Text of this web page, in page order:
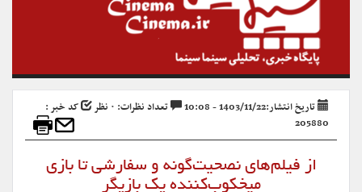
تاریخ انتشار:1403/11/22 - 10:08 تعداد نظرات: ۰ نظر
کد خبر :
205880
از فیلم‌های نصحیت‌گونه و سفارشی تا بازی
میخکوب‌کننده یک بازیگر